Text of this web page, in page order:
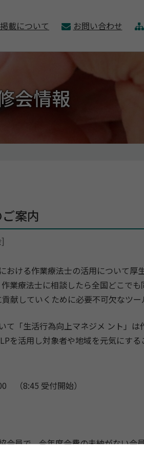
載について
お問い合わせ
会情報
案内
ける作業療法士の活用について厚
業療法士に相談したら全国どこで
献していくために必要不可欠なツー
「生活行為向上マネジメ ント」
を活用し対象者や地域を元気にする
（8:45 受付開始）
会員で、今年度会費の未納がない会